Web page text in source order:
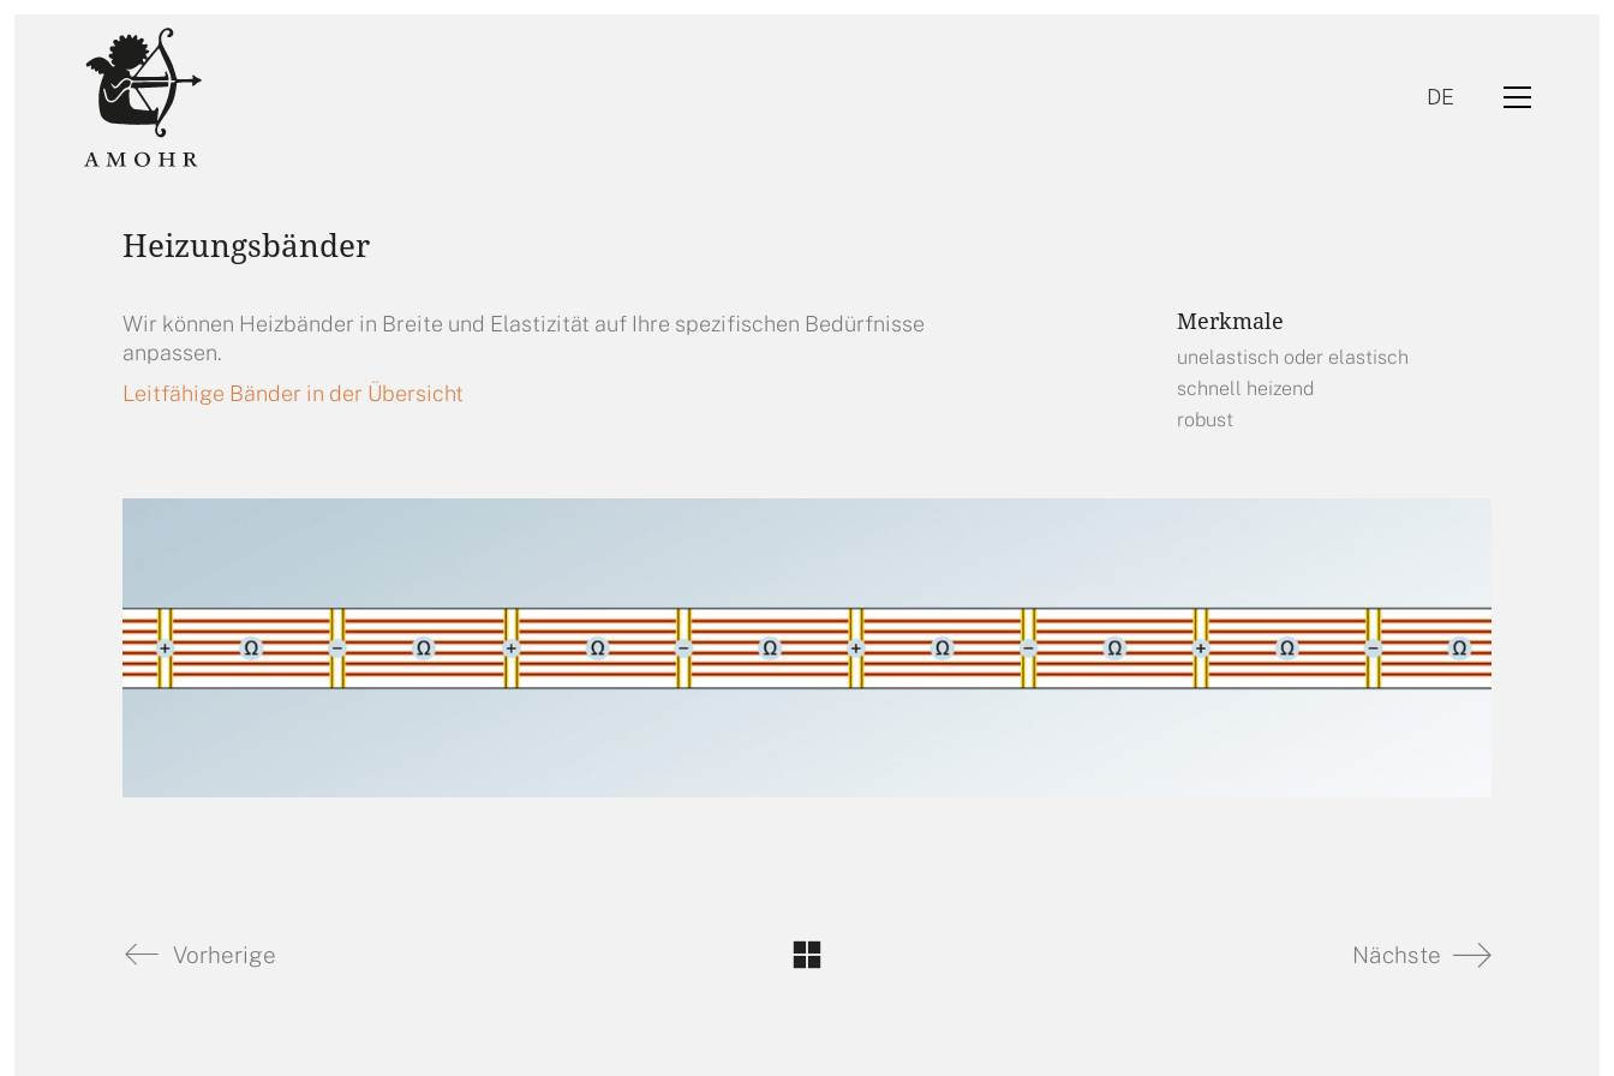
DE
Heizungsbänder
Wir können Heizbänder in Breite und Elastizität auf Ihre spezifischen Bedürfnisse
anpassen.
Leitfähige Bänder in der Übersicht
Merkmale
unelastisch oder elastisch
schnell heizend
robust
Vorherige Nächste